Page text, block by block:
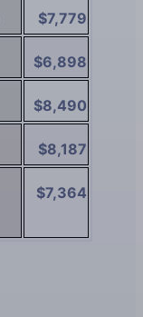
$7,779
$6,898
$8,490
$8,187
$7,364